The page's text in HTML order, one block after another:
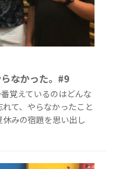
なかった。#9
覚えているのはどんな
て、やらなかったこと
みの宿題を思い出し